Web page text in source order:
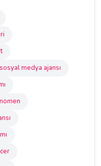
medya ajansı